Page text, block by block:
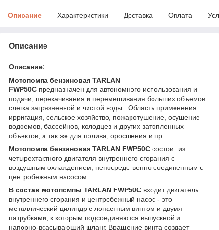
Описание Характеристики Доставка Оплата
Описание
Описание:
Мотопомпа бензиновая TARLAN
FWP50C предназначен для автономного использования и
подачи, перекачивания и перемешивания больших объемов
слегка загрязненной и чистой воды . Область применения:
ирригация, сельское хозяйство, пожаротушение, осушение
водоемов, бассейнов, колодцев и других затопленных
объектов, а так же для полива, оросшения и пр.
Мотопомпа бензиновая TARLAN FWP50C состоит из
четырехтактного двигателя внутреннего сгорания с
воздушным охлаждением, непосредственно соединенным с
центробежным насосом.
В состав мотопомпы TARLAN FWP50C входит двигатель
внутреннего сгорания и центробежный насос - это
металлический цилиндр с лопастным винтом и двумя
патрубками, к которым подсоединяются выпускной и
напорно-всасывающий шланг. Вращение винта создает